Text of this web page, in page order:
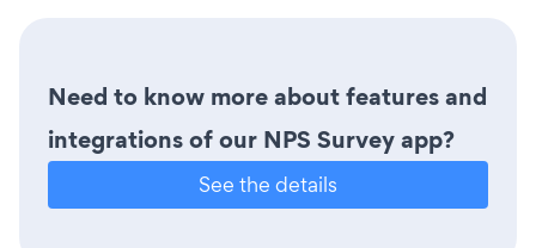
Need to know more about features and
integrations of our NPS Survey app?
See the details